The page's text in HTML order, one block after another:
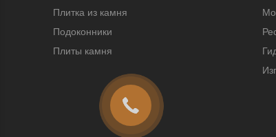
Плитка из камня
Подоконники
Плиты камня